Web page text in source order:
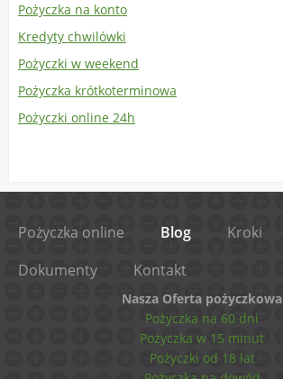
Pożyczka na konto
Kredyty chwilówki
Pożyczki w weekend
Pożyczka krótkoterminowa
Pożyczki online 24h
Pożyczka online Blog Kroki
Dokumenty
Kontakt
Nasza Oferta pożyczkowa
Pożyczka na 60 dni
Pożyczka w 15 minut
Pożyczki od 18 lat